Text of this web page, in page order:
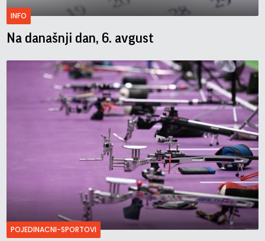
INFO
Na današnji dan, 6. avgust
POJEDINACNI-SPORTOVI